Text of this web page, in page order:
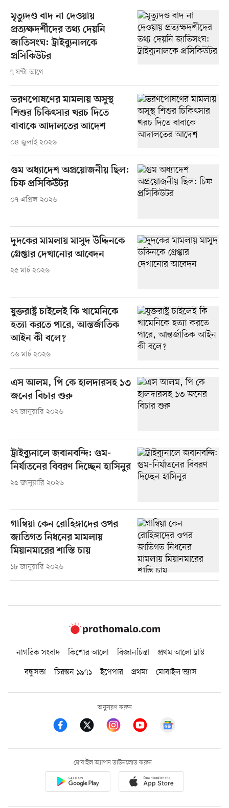
মৃত্যুদণ্ড বাদ না দেওয়ায়
প্রত্যক্ষদর্শীদের তথ্য দেয়নি
জাতিসংঘ: ট্রাইব্যুনালকে
প্রসিকিউটর
৭ ঘণ্টা আগে
ভরণপোষণের মামলায় অসুস্থ
শিশুর চিকিৎসার খরচ দিতে
বাবাকে আদালতের আদেশ
০৪ জুলাই ২০২৬
গুম অধ্যাদেশ অপ্রয়োজনীয় ছিল:
চিফ প্রসিকিউটর
০৭ এপ্রিল ২০২৬
দুদকের মামলায় মাসুদ উদ্দিনকে
গ্রেপ্তার দেখানোর আবেদন
২৫ মার্চ ২০২৬
যুক্তরাষ্ট্র চাইলেই কি খামেনিকে
হত্যা করতে পারে, আন্তর্জাতিক
আইন কী বলে?
০৬ মার্চ ২০২৬
এস আলম, পি কে হালদারসহ ১৩
জনের বিচার শুরু
২৭ জানুয়ারি ২০২৬
ট্রাইব্যুনালে জবানবন্দি: গুম-
নির্যাতনের বিবরণ দিচ্ছেন হাসিনুর
২৫ জানুয়ারি ২০২৬
গাম্বিয়া কেন রোহিঙ্গাদের ওপর
জাতিগত নিধনের মামলায়
মিয়ানমারের শাস্তি চায়
১৮ জানুয়ারি ২০২৬
নাগরিক সংবাদ কিশোর আলো বিজ্ঞানচিন্তা
প্রথম আলো ট্রাস্ট
বন্ধুসভা
চিরন্তন ১৯৭১ ইপেপার প্রথমা মোবাইল ভ্যাস
অনুসরণ করুন
মোবাইল অ্যাপস ডাউনলোড করুন